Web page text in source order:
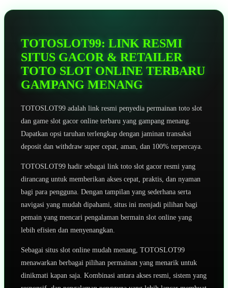
Tautan
TOTOSLOT99: LINK RESMI
SITUS GACOR & RETAILER
TOTO SLOT ONLINE TERBARU
GAMPANG MENANG
TOTOSLOT99 adalah link resmi penyedia permainan toto slot
dan game slot gacor online terbaru yang gampang menang.
Dapatkan opsi taruhan terlengkap dengan jaminan transaksi
deposit dan withdraw super cepat, aman, dan 100% terpercaya.
TOTOSLOT99 hadir sebagai link toto slot gacor resmi yang
dirancang untuk memberikan akses cepat, praktis, dan nyaman
bagi para pengguna. Dengan tampilan yang sederhana serta
navigasi yang mudah dipahami, situs ini menjadi pilihan bagi
pemain yang mencari pengalaman bermain slot online yang
lebih efisien dan menyenangkan.
Sebagai situs slot online mudah menang, TOTOSLOT99
menawarkan berbagai pilihan permainan yang menarik untuk
dinikmati kapan saja. Kombinasi antara akses resmi, sistem yang